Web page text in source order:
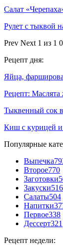
Салат
Рулет с тыквой
Prev Next 1 из 1
Рецепт дня:
Яйца,
Рецепт:
Тыквенный сок
Киш с курицей
Популярные
Выпечка
Второе770
Заготовки
Закуски516
Салаты504
Напитки
Первое338
Дессерт321
Рецепт недели: